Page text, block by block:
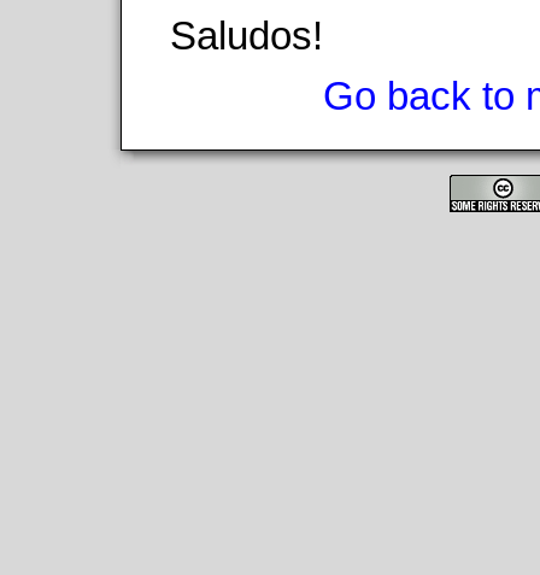
Saludos!
Go back to